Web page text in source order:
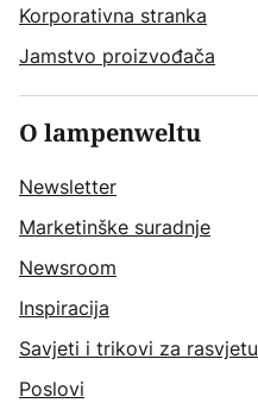
Korporativna stranka
Jamstvo proizvođača
O lampenweltu
Newsletter
Marketinške suradnje
Newsroom
Inspiracija
Savjeti i trikovi za rasvjetu
Poslovi